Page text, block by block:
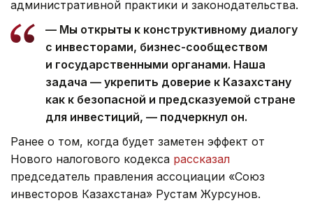
административной практики и законодательства.
— Мы открыты к конструктивному диалогу
с инвесторами, бизнес-сообществом
и государственными органами. Наша
задача — укрепить доверие к Казахстану
как к безопасной и предсказуемой стране
для инвестиций, — подчеркнул он.
Ранее о том, когда будет заметен эффект от
Нового налогового кодекса рассказал
председатель правления ассоциации «Союз
инвесторов Казахстана» Рустам Журсунов.